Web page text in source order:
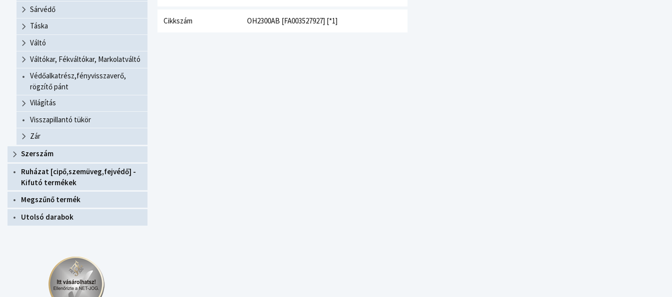
Sárvédő
Táska
Váltó
Váltókar, Fékváltókar, Markolatváltó
Védőalkatrész,fényvisszaverő,
rögzítő pánt
Világítás
Visszapillantó tükör
Zár
Szerszám
Ruházat [cipő,szemüveg,fejvédő] -
Kifutó termékek
Megszűnő termék
Utolsó darabok
Cikkszám OH2300AB [FA003527927] [*1]